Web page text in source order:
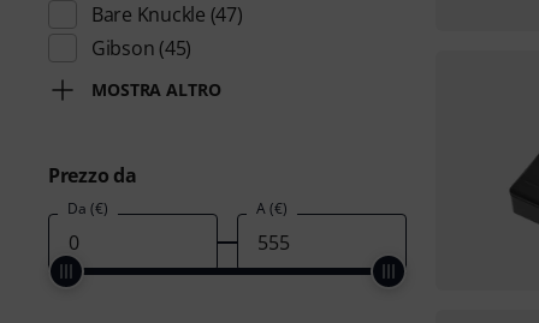
Bare Knuckle (47)
Gibson (45)
MOSTRA ALTRO
Prezzo da
Da (€) A (€)